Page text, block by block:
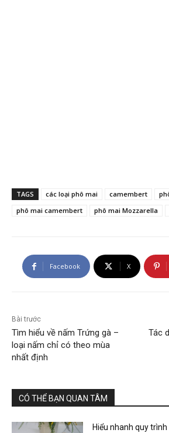
TAGS các loại phô mai camembert
phô mai camembert
phô mai Mozzarella
Facebook X
Bài trước
Tìm hiểu về nấm Trứng gà –
loại nấm chỉ có theo mùa
nhất định
Tác
CÓ THỂ BẠN QUAN TÂM
Hiểu nhanh quy